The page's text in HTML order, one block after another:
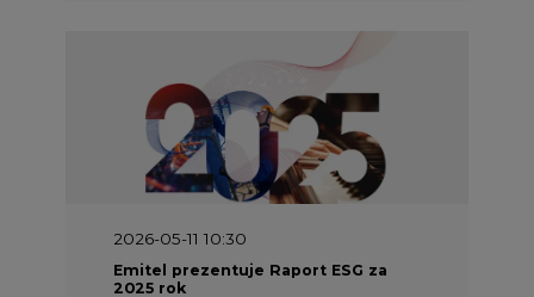
2026-05-11 10:30
Emitel prezentuje Raport ESG za
2025 rok